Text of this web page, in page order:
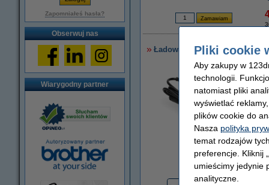
Zapomniałeś hasła?
Obserwuj nas
Wiarygodny partner
Ładowarka do laptopa Asus
powiększ
Pliki cookie
Aby zakupy w
technologii.
natomiast pliki
wyświetlać
plików cookie do
Nasza polityka
temat rodzajów
preferencje. Kliknij
umieścimy jedynie
analityczne.